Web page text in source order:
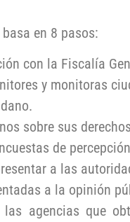
en 8 pasos:
con la Fiscalía
y monitoras
sobre sus
de
a las
a la opinión
las agencias que